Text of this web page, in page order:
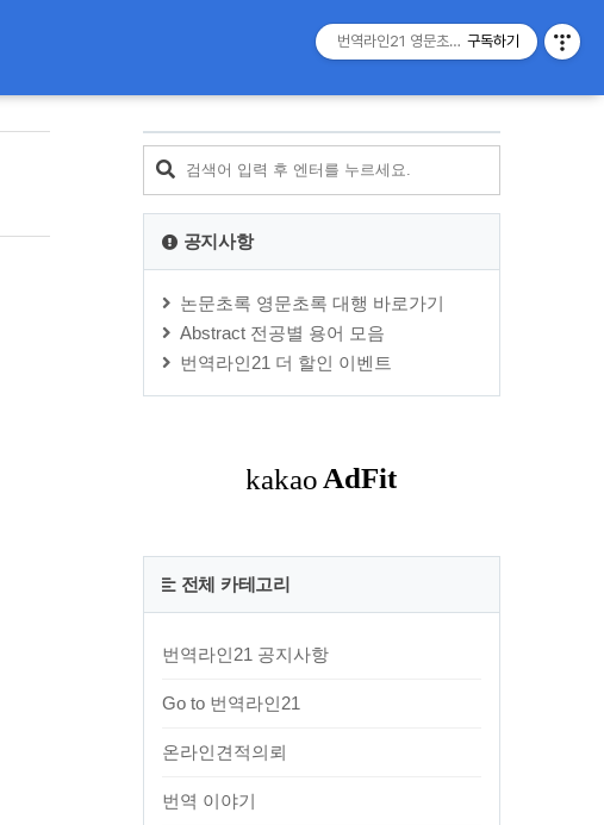
공지사항
논문초록 영문초록 대행 바로가기
Abstract 전공별 용어 모음
번역라인21 더 할인 이벤트
전체 카테고리
번역라인21 공지사항
Go to 번역라인21
온라인견적의뢰
번역 이야기
번역라인21 영문초록 전문구독하기